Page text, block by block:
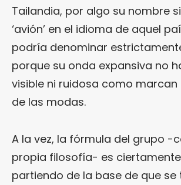
Tailandia, por algo su nombre
‘avión’ en el idioma de aquel
podría denominar
porque su onda expansiva no
visible ni ruidosa como marcan
de las modas.
A la vez, la fórmula del grupo -
propia filosofía- es
partiendo de la base de que